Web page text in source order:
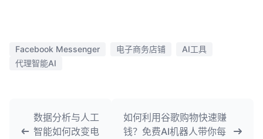
Facebook Messenger 电子商务店铺
AI工具
代理智能AI
数据分析与人工
智能如何改变电
如何利用谷歌购物快速赚
钱？免费AI机器人带你每